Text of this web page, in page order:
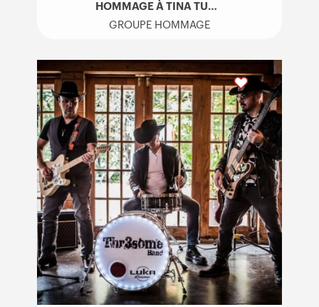
HOMMAGE À TINA TURNER​ – PRIVATE TINA
GROUPE HOMMAGE